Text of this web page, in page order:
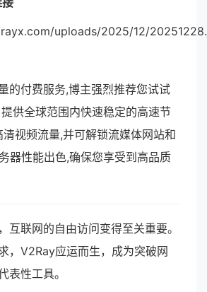
uploads/2025/12/
的付费服务,博主强烈推荐您试试
提供全球范围内快速稳定的高速节
视频流量,并可解锁流媒体网站和
器性能出色,确保您享受到高品质
互联网的自由访问变得至关重要。
，V2Ray应运而生，成为突破网
表性工具。